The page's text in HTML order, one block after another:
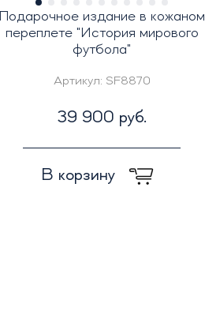
Подарочное издание в кожаном
переплете "История мирового
футбола"
Артикул: SF8870
39 900 руб.
В корзину